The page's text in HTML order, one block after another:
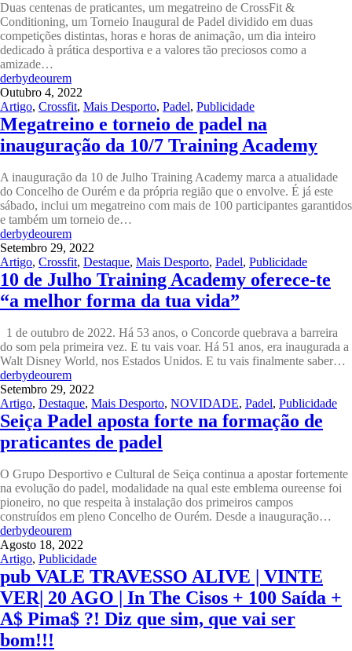
Duas centenas de praticantes, um megatreino de CrossFit &
Conditioning, um Torneio Inaugural de Padel dividido em duas
competições distintas, horas e horas de animação, um dia inteiro
dedicado à prática desportiva e a valores tão preciosos como a
amizade…
derbydeourem
Outubro 4, 2022
Artigo, Crossfit, Mais Desporto, Padel, Publicidade
Megatreino e torneio de padel na
inauguração da 10/7 Training Academy
A inauguração da 10 de Julho Training Academy marca a atualidade
do Concelho de Ourém e da própria região que o envolve. É já este
sábado, inclui um megatreino com mais de 100 participantes garantidos
e também um torneio de…
derbydeourem
Setembro 29, 2022
Artigo, Crossfit, Destaque, Mais Desporto, Padel, Publicidade
10 de Julho Training Academy oferece-te
“a melhor forma da tua vida”
1 de outubro de 2022. Há 53 anos, o Concorde quebrava a barreira
do som pela primeira vez. E tu vais voar. Há 51 anos, era inaugurada a
Walt Disney World, nos Estados Unidos. E tu vais finalmente saber…
derbydeourem
Setembro 29, 2022
Artigo, Destaque, Mais Desporto, NOVIDADE, Padel, Publicidade
Seiça Padel aposta forte na formação de
praticantes de padel
O Grupo Desportivo e Cultural de Seiça continua a apostar fortemente
na evolução do padel, modalidade na qual este emblema oureense foi
pioneiro, no que respeita à instalação dos primeiros campos
construídos em pleno Concelho de Ourém. Desde a inauguração…
derbydeourem
Agosto 18, 2022
Artigo, Publicidade
pub VALE TRAVESSO ALIVE | VINTE
VER| 20 AGO | In The Cisos + 100 Saída +
A$ Pima$ ?! Diz que sim, que vai ser
bom!!!